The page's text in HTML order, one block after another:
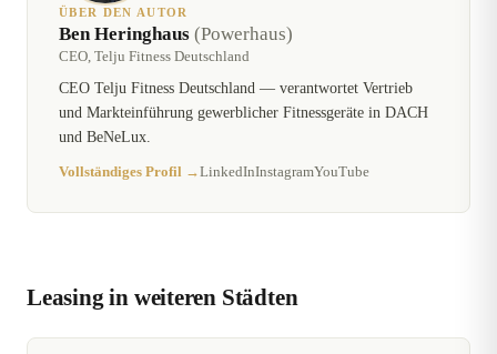
ÜBER DEN AUTOR
Ben Heringhaus (Powerhaus)
CEO, Telju Fitness Deutschland
CEO Telju Fitness Deutschland — verantwortet Vertrieb
und Markteinführung gewerblicher Fitnessgeräte in DACH
und BeNeLux.
Vollständiges Profil →LinkedInInstagramYouTube
Leasing in weiteren Städten